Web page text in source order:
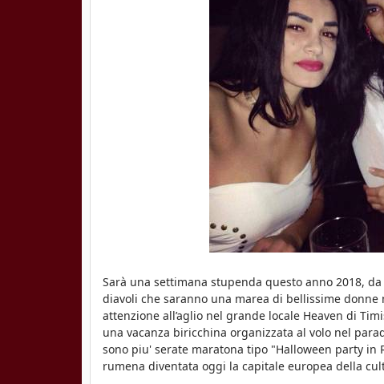
Sarà una settimana stupenda questo anno 2018,
diavoli che saranno una marea di bellissime
attenzione all’aglio nel grande locale Heaven di
una vacanza biricchina organizzata al volo nel
sono piu' serate maratona tipo "Halloween party
rumena diventata oggi la capitale europea della